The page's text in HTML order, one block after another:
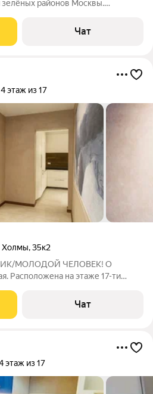
районов Москвы.
и вместительная прихожая. Дом
Чат
4 этаж из 17
Холмы,35к2
МОЛОДОЙ ЧЕЛОВЕК! О
Расположена на этаже 17-ти
Холмы. Комфорт и стиль. По
ремонтом и
Чат
этаж из 17